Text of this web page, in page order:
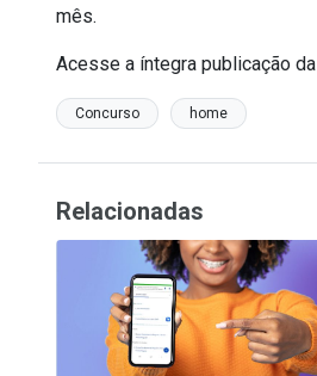
mês.
Acesse a íntegra publicação da
Concurso home
Relacionadas